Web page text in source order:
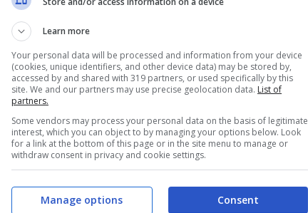
. È una novità strutturale: un’unica regia per
parlarsi meglio. Dati alla mano, l’Accademia
il Bargello e le sue sedi sommano ogni
Sono flussi importanti, ma soprattutto sono
logistica e visione. Unire programmazione,
più limpido: dal
Cappelle Medicee, senza salti nel buio. Meno
Learn more
Your personal data will be processed and information from your device
(cookies, unique identifiers, and other device data) may be stored by,
accessed by and shared with 319 partners, or used specifically by this
site. We and our partners may use precise geolocation data. List of
partners.
Some vendors may process your personal data on the basis of legitimate
interest, which you can object to by managing your options below. Look
for a link at the bottom of this page or in the site menu to manage or
withdraw consent in privacy and cookie settings.
Consent
Manage options